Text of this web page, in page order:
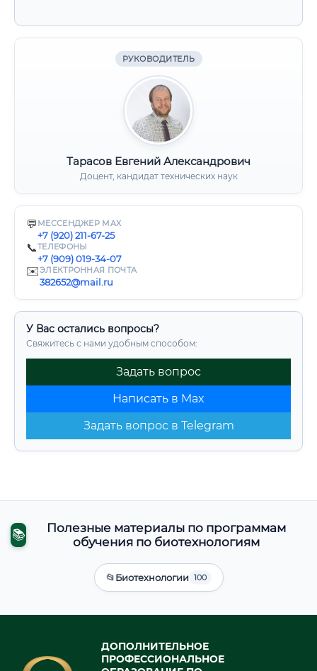
РУКОВОДИТЕЛЬ
Тарасов Евгений Александрович
Доцент, кандидат технических наук
💬 МЕССЕНДЖЕР MAX
+7 (920) 211-67-25
📞ТЕЛЕФОНЫ
+7 (909) 019-34-07
✉️ЭЛЕКТРОННАЯ ПОЧТА
382652@mail.ru
У Вас остались вопросы?
Свяжитесь с нами удобным способом:
Задать вопрос
Написать в Max
Задать вопрос в Telegram
📚
Полезные материалы по программам
обучения по биотехнологиям
📂Биотехнологии 100
ДОПОЛНИТЕЛЬНОЕ
ПРОФЕССИОНАЛЬНОЕ